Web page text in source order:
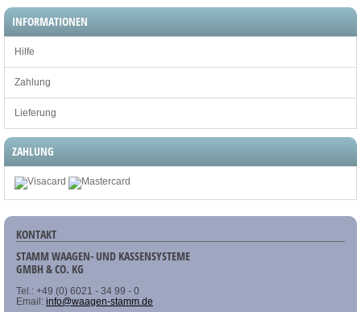
INFORMATIONEN
Hilfe
Zahlung
Lieferung
ZAHLUNG
KONTAKT
STAMM WAAGEN- UND KASSENSYSTEME
GMBH & CO. KG
Tel.: +49 (0) 6021 - 34 99 - 0
Email: info@waagen-stamm.de